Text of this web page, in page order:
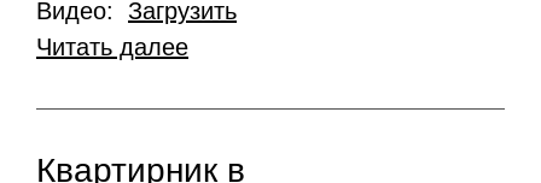
Видео: Загрузить
Читать далее
Квартирник в